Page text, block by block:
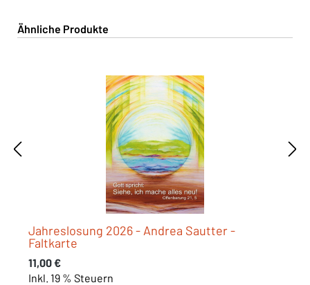
Produktgalerie überspringen
Ähnliche Produkte
Jahreslosung 2026 - Andrea Sautter -
Faltkarte
Regulärer Preis:
11,00 €
Inkl. 19 % Steuern